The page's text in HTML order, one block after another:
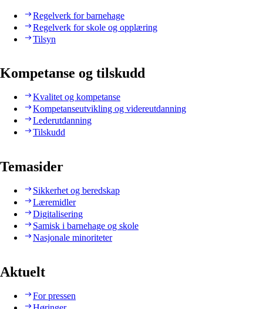
Regelverk for barnehage
Regelverk for skole og opplæring
Tilsyn
Kompetanse og tilskudd
Kvalitet og kompetanse
Kompetanseutvikling og videreutdanning
Lederutdanning
Tilskudd
Temasider
Sikkerhet og beredskap
Læremidler
Digitalisering
Samisk i barnehage og skole
Nasjonale minoriteter
Aktuelt
For pressen